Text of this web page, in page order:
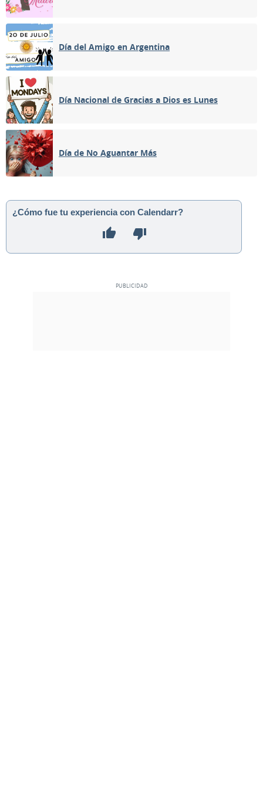
Día del Amigo en Argentina
Día Nacional de Gracias a Dios es Lunes
Día de No Aguantar Más
¿Cómo fue tu experiencia con Calendarr?